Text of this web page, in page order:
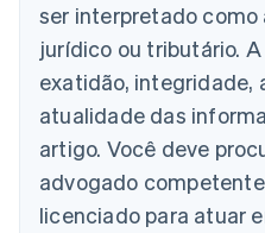
ser interpretado
jurídico ou tributário.
exatidão, integridade,
atualidade das
artigo. Você deve
advogado
licenciado para atuar
Áustria
DeutschEnglish
Bélgica
Nederlands FrançaisDeutsch
Brasil
Português English
Bulgária
English
Canadá